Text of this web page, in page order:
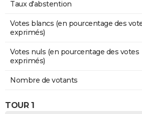
Taux d'abstention
Votes blancs (en pourcentage des
exprimés)
Votes nuls (en pourcentage des votes
exprimés)
Nombre de votants
TOUR 1